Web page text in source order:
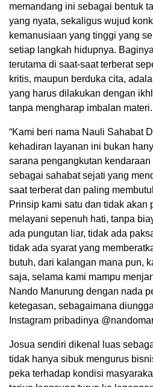
memandang ini sebagai bentuk
yang nyata, sekaligus wujud
kemanusiaan yang tinggi yang
setiap langkah hidupnya.
terutama di saat-saat terberat
kritis, maupun berduka cita,
yang harus dilakukan dengan
tanpa mengharap imbalan materi.
“Kami beri nama Nauli Sahabat
kehadiran layanan ini bukan
sarana pengangkutan
sebagai sahabat sejati yang
saat terberat dan paling
Prinsip kami satu dan tidak akan
melayani sepenuh hati, tanpa
ada pungutan liar, tidak ada
tidak ada syarat yang
butuh, dari kalangan mana pun,
saja, selama kami mampu
Nando Manurung dengan nada
ketegasan, sebagaimana
Instagram pribadinya
Josua sendiri dikenal luas
tidak hanya sibuk mengurus
peka terhadap kondisi